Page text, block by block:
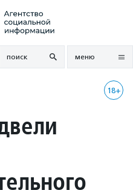
поиск меню
18+